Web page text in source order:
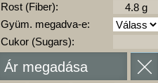
Rost (Fiber):
Gyüm. megadva-e:
Cukor (Sugars):
Ár megadása